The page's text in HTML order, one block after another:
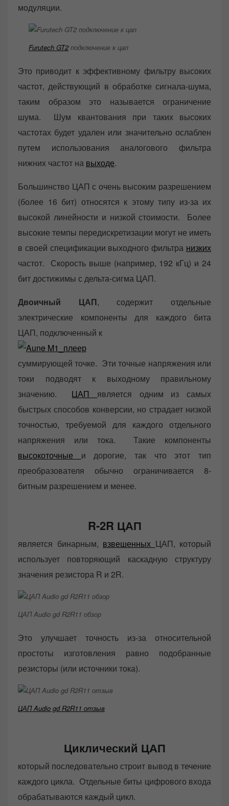
модуляции.
Furutech GT2подключение к цап
Это приводит к эффективному фильтру высоких
частот, действующий в обработке сигнала-шума,
таким образом это называется ограничение
шума. Шум квантования при таких высоких
частотах будет удален или значительно ослаблен
путем использования аналогового фильтра
нижних частот на выходе.
Большинство ЦАП с очень высоким разрешением
(более 16 бит) относятся к этому типу из-за их
высокой линейности и низкой стоимости. Более
высокие темпы передискретизации могут не иметь
в своей спецификации выходного фильтра низких
частот. Скорость выше (например, 192 кГц) и 24
бит достижимы с дельта-сигма ЦАП.
Двоичный ЦАП, содержит отдельные
электрические компоненты для каждого бита
ЦАП, подключенный к
суммирующей точке. Эти точные напряжения или
токи подводят к выходному правильному
значению. ЦАПявляется одним из самых
быстрых способов конверсии, но страдает низкой
точностью, требуемой для каждого отдельного
напряжения или тока. Такие компоненты
высокоточные и дорогие, так что этот тип
преобразователя обычно ограничивается 8-
битным разрешением и менее.
R-2R ЦАП
является бинарным, взвешенных ЦАП, который
использует повторяющий каскадную структуру
значения резистора R и 2R.
ЦАП Audio gd R2R11 обзор
Это улучшает точность из-за относительной
простоты изготовления равно подобранные
резисторы (или источники тока).
ЦАП Audio gd R2R11 отзыв
Циклический ЦАП
который последовательно строит вывод в течение
каждого цикла. Отдельные биты цифрового входа
обрабатываются каждый цикл.